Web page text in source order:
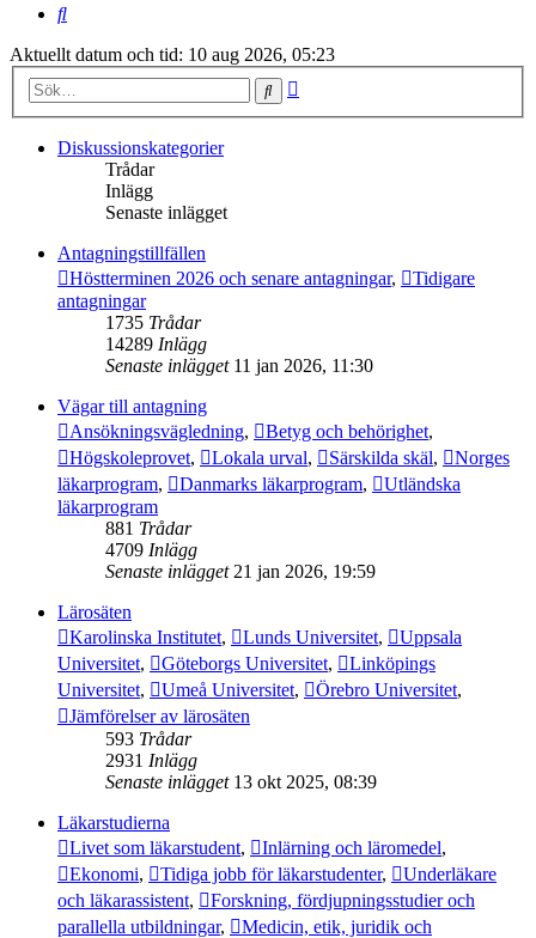
Sök
Aktuellt datum och tid: 10 aug 2026, 05:23
Sök
Diskussionskategorier
Trådar
Inlägg
Senaste inlägget
Antagningstillfällen
Höstterminen 2026 och senare antagningar,
Tidigare
antagningar
1735 Trådar
14289 Inlägg
Senaste inlägget 11 jan 2026, 11:30
Vägar till antagning
Ansökningsvägledning, Betyg och behörighet,
Högskoleprovet, Lokala urval, Särskilda skäl,
Norges
läkarprogram, Danmarks läkarprogram,
Utländska
läkarprogram
881 Trådar
4709 Inlägg
Senaste inlägget 21 jan 2026, 19:59
Lärosäten
Karolinska Institutet, Lunds Universitet,
Uppsala
Universitet, Göteborgs Universitet,
Linköpings
Universitet, Umeå Universitet, Örebro Universitet,
Jämförelser av lärosäten
593 Trådar
2931 Inlägg
Senaste inlägget 13 okt 2025, 08:39
Läkarstudierna
Livet som läkarstudent, Inlärning och läromedel,
Ekonomi, Tidiga jobb för läkarstudenter,
Underläkare
och läkarassistent,
Forskning, fördjupningsstudier och
parallella utbildningar,
Medicin, etik, juridik och